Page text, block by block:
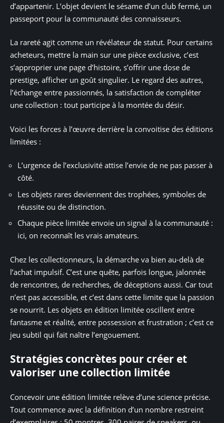
d’appartenir. L’objet devient le sésame d’un club fermé, un
passeport pour la communauté des connaisseurs.
La rareté agit comme un révélateur de statut. Pour certains
acheteurs, mettre la main sur une pièce exclusive, c’est
s’approprier une page d’histoire, s’offrir une dose de
prestige, afficher un goût singulier. Le regard des autres,
l’échange entre passionnés, la satisfaction de compléter
une collection : tout participe à la montée du désir.
Voici les forces à l’œuvre derrière la convoitise des éditions
limitées :
L’urgence de l’exclusivité attise l’envie de ne pas passer à
côté.
Les objets rares deviennent des trophées, symboles de
réussite ou de distinction.
Chaque pièce limitée envoie un signal à la communauté :
ici, on reconnaît les vrais amateurs.
Chez les collectionneurs, la démarche va bien au-delà de
l’achat impulsif. C’est une quête, parfois longue, jalonnée
de rencontres, de recherches, de déceptions aussi. Car tout
n’est pas accessible, et c’est dans cette limite que la passion
se nourrit. Les objets en édition limitée oscillent entre
fantasme et réalité, entre possession et frustration ; c’est ce
jeu subtil qui fait naître l’engouement.
Stratégies concrètes pour créer et
valoriser une collection limitée
Concevoir une édition limitée relève d’une science précise.
Tout commence avec la définition d’un nombre restreint